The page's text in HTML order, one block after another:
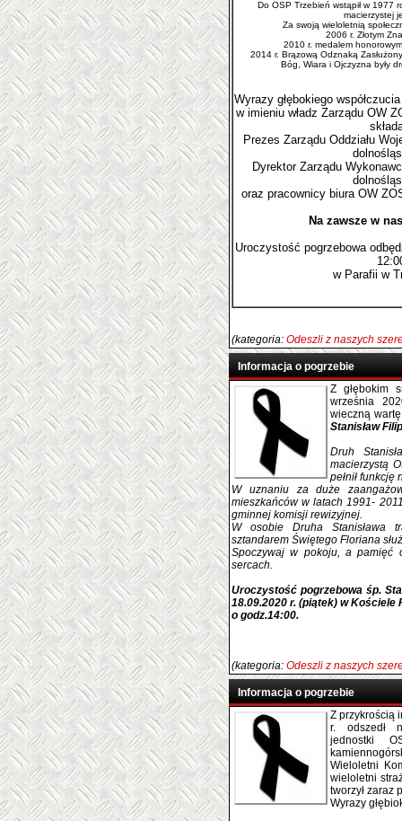
Do OSP Trzebień wstąpił w 1977
macierzystej
Za swoją wieloletnią
2006 r. Złotym
2010 r. medalem
2014 r. Brązową Odznaką
Bóg, Wiara i Ojczyzna były
Wyrazy głębokiego
w imieniu władz Zarządu OW
Prezes Zarządu Oddziału
Dyrektor Zarządu
oraz pracownicy biura OW
Na zawsze w
Uroczystość pogrzebowa
w Parafii w
(kategoria: Odeszli z naszych
Informacja o pogrzebie
Z głębokim
września
wieczną
Stanisław
Druh
macierzystą
pełnił funkcję
W uznaniu za duże
mieszkańców w latach 1991-
gminnej komisji rewizyjnej.
W osobie Druha Stanisława
sztandarem Świętego Floriana
Spoczywaj w pokoju, a pamięć
sercach.
Uroczystość pogrzebowa śp.
18.09.2020 r. (piątek) w
o godz.14:00.
(kategoria: Odeszli z naszych
Informacja o pogrzebie
Z przykrością
r. odszedł
jednostki
Wieloletni
wieloletni
tworzył zaraz
Wyrazy